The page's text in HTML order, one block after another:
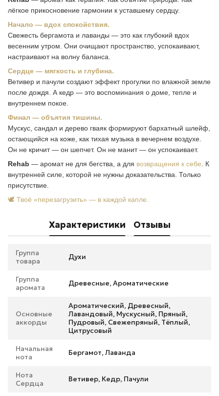
лёгкое прикосновение гармонии к уставшему сердцу.
Начало — вдох спокойствия.
Свежесть бергамота и лаванды — это как глубокий вдох
весенним утром. Они очищают пространство, успокаивают,
настраивают на волну баланса.
Сердце — мягкость и глубина.
Ветивер и пачули создают эффект прогулки по влажной земле
после дождя. А кедр — это воспоминания о доме, тепле и
внутреннем покое.
Финал — объятия тишины.
Мускус, сандал и дерево гваяк формируют бархатный шлейф,
остающийся на коже, как тихая музыка в вечернем воздухе.
Он не кричит — он шепчет. Он не манит — он успокаивает.
Rehab — аромат не для бегства, а для возвращения к себе . К
внутренней силе, которой не нужны доказательства. Только
присутствие.
🕊️ Твоё «перезагрузить» — в каждой капле.
Характеристики Отзывы
Группа
товара
Духи
Группа
аромата
Древесные, Ароматические
Основные
аккорды
Ароматический, Древесный,
Лавандовый, Мускусный, Пряный,
Пудровый, Свежепряный, Тёплый,
Цитрусовый
Начальная
нота
Бергамот, Лаванда
Нота
Сердца
Ветивер, Кедр, Пачули